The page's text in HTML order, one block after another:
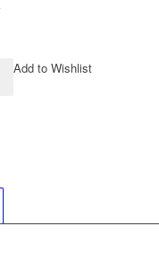
Add to Wishlist